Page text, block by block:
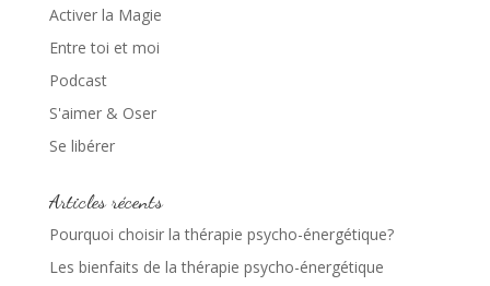
Activer la Magie
Entre toi et moi
Podcast
S'aimer & Oser
Se libérer
Articles récents
Pourquoi choisir la thérapie psycho-énergétique?
Les bienfaits de la thérapie psycho-énergétique